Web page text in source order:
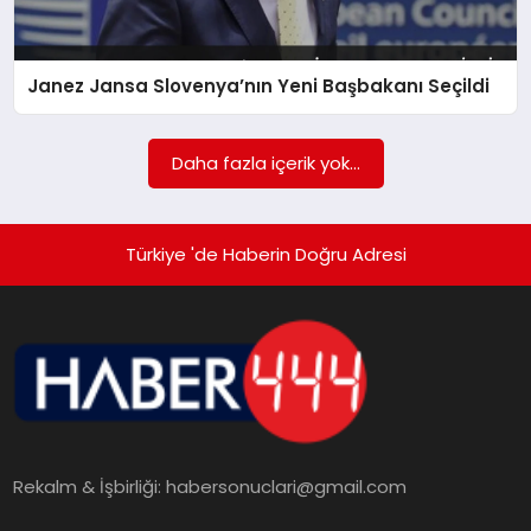
TEKNOLOJI
MAGAZIN
Janez Jansa Slovenya’nın Yeni Başbakanı Seçildi
Daha fazla içerik yok...
Türkiye 'de Haberin Doğru Adresi
Rekalm & İşbirliği:habersonuclari@gmail.com